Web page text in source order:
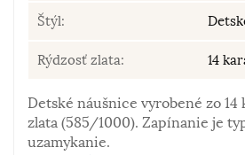
Štýl:
Rýdzosť zlata: 14
Detské náušnice vyrobené zo
zlata (585/1000). Zapínanie je
uzamykanie.